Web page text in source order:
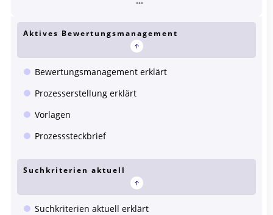
Aktives Bewertungsmanagement
Bewertungsmanagement erklärt
Prozesserstellung erklärt
Vorlagen
Prozesssteckbrief
Suchkriterien aktuell
Suchkriterien aktuell erklärt